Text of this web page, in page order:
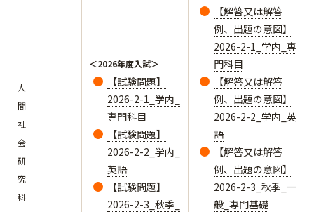
人
間
社
会
研
究
科
＜2026年度入試＞
【試験問題】
2026-2-1_学内_
専門科目
【試験問題】
2026-2-2_学内_
英語
【試験問題】
2026-2-3_秋季_
【解答又は解答
例、出題の意図】
2026-2-1_学内_専
門科目
【解答又は解答
例、出題の意図】
2026-2-2_学内_英
語
【解答又は解答
例、出題の意図】
2026-2-3_秋季_一
般_専門基礎